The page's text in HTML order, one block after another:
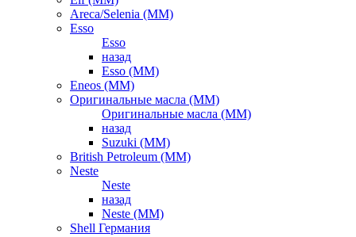
Areca/Selenia (ММ)
Esso
Esso
назад
Esso (ММ)
Eneos (ММ)
Оригинальные масла (ММ)
Оригинальные масла (ММ)
назад
Suzuki (ММ)
British Petroleum (ММ)
Neste
Neste
назад
Neste (ММ)
Shell Германия